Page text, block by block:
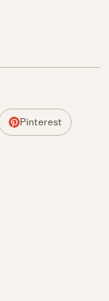
Pinterest